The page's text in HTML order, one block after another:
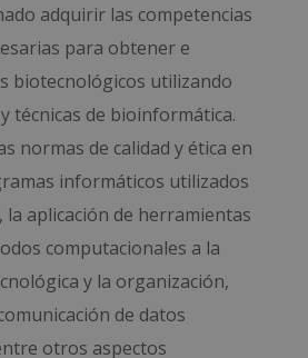
adquirir las competencias
para obtener e
biotecnológicos utilizando
técnicas de bioinformática.
normas de calidad y ética en
informáticos utilizados
aplicación de herramientas
computacionales a la
y la organización,
de datos
otros aspectos